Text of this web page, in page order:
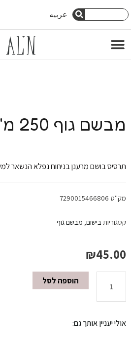
דילוג
חיפוש
חיפוש
عربيه
תפריט
מבשם גוף 250 מ"ל NOVA
תרסיס בושם מרענן בניחוח נפלא הנשאר
מק"ט 7290015466806
קטגוריות בישום, מבשם גוף
₪45.00
כמות הוספה לסל
אולי יעניין אותך גם: